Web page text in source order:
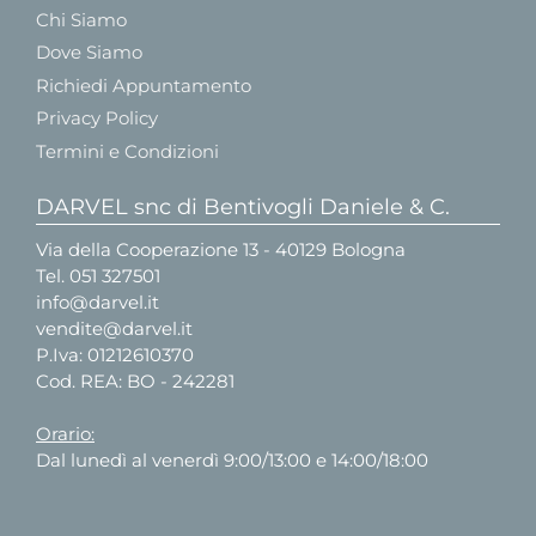
Chi Siamo
Dove Siamo
Richiedi Appuntamento
Privacy Policy
Termini e Condizioni
DARVEL snc di Bentivogli Daniele & C.
Via della Cooperazione 13 - 40129 Bologna
Tel. 051 327501
info@darvel.it
vendite@darvel.it
P.Iva: 01212610370
Cod. REA: BO - 242281
Orario:
Dal lunedì al venerdì 9:00/13:00 e 14:00/18:00